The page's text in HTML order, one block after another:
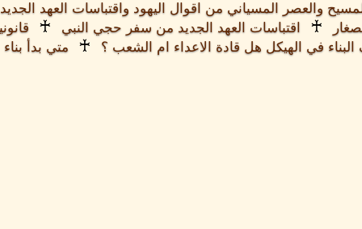
والعصر المسياني من اقوال اليهود واقتباسات العهد
♰ اقتباسات العهد الجديد من سفر حجي النبي ♰
في الهيكل هل قادة الاعداء ام الشعب ؟ ♰ متي بدأ